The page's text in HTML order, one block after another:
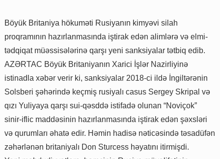
Böyük Britaniya hökuməti Rusiyanın kimyəvi silah
proqramının hazırlanmasında iştirak edən alimlərə və elmi-
tədqiqat müəssisələrinə qarşı yeni sanksiyalar tətbiq edib.
AZƏRTAC Böyük Britaniyanın Xarici İşlər Nazirliyinə
istinadla xəbər verir ki, sanksiyalar 2018-ci ildə İngiltərənin
Solsberi şəhərində keçmiş rusiyalı casus Sergey Skripal və
qızı Yuliyaya qarşı sui-qəsddə istifadə olunan “Noviçok”
sinir-iflic maddəsinin hazırlanmasında iştirak edən şəxsləri
və qurumları əhatə edir. Həmin hadisə nəticəsində təsadüfən
zəhərlənən britaniyalı Don Sturcess həyatını itirmişdi.